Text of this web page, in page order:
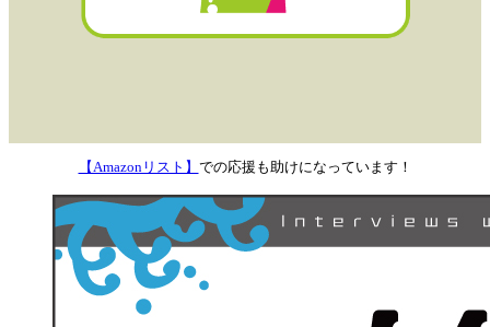
【Amazonリスト】 での応援も助けになっています！